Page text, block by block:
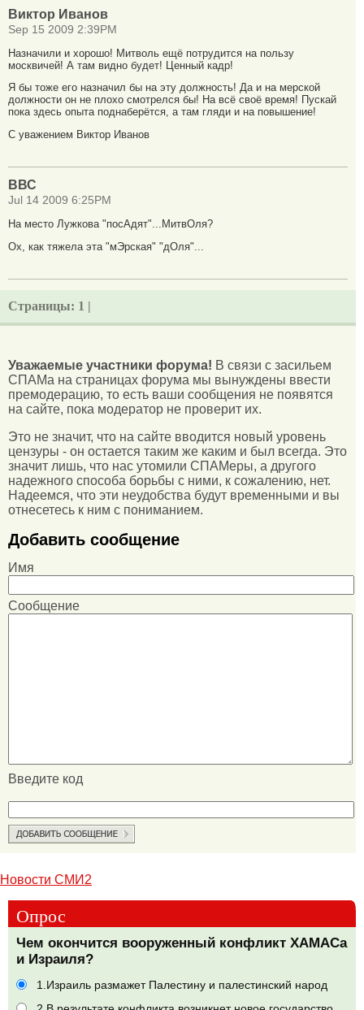
Виктор Иванов
Sep 15 2009 2:39PM
Назначили и хорошо! Митволь ещё потрудится на пользу
москвичей! А там видно будет! Ценный кадр!
Я бы тоже его назначил бы на эту должность! Да и на мерской
должности он не плохо смотрелся бы! На всё своё время! Пускай
пока здесь опыта поднаберётся, а там гляди и на повышение!
С уважением Виктор Иванов
ВВС
Jul 14 2009 6:25PM
На место Лужкова "посАдят"...МитвОля?
Ох, как тяжела эта "мЭрская" "дОля"...
Страницы: 1 |
Уважаемые участники форума! В связи с засильем
СПАМа на страницах форума мы вынуждены ввести
премодерацию, то есть ваши сообщения не появятся
на сайте, пока модератор не проверит их.
Это не значит, что на сайте вводится новый уровень
цензуры - он остается таким же каким и был всегда. Это
значит лишь, что нас утомили СПАМеры, а другого
надежного способа борьбы с ними, к сожалению, нет.
Надеемся, что эти неудобства будут временными и вы
отнесетесь к ним с пониманием.
Добавить сообщение
Имя
Сообщение
Введите код
Новости СМИ2
Опрос
Чем окончится вооруженный конфликт ХАМАСа
и Израиля?
1.Израиль размажет Палестину и палестинский народ